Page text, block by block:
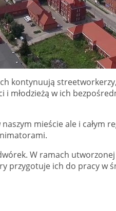
kontynuują
i młodzieżą w ich
mieście ale i całym
W ramach
przygotuje ich do pracy w